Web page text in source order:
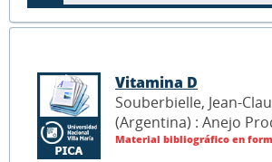
Vitamina D
Souberbielle, Jean-
(Argentina) : Anejo
Material bibliográfico en